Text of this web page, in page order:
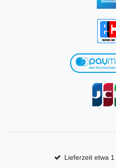
Lieferzeit etwa